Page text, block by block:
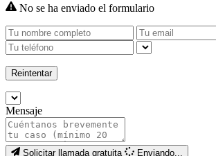
No se ha enviado el formulario
Reintentar
Mensaje
Solicitar llamada gratuita Enviando...